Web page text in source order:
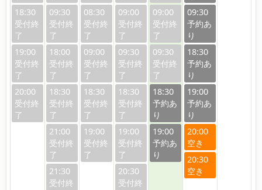
18:30
19:00
20:00
09:30
18:00
18:30
21:00
21:30
08:30
09:00
18:30
19:00
09:00
09:30
18:30
19:00
20:30
09:00
09:30
18:30
19:00
09:30
18:30
19:00
20:00
20:30